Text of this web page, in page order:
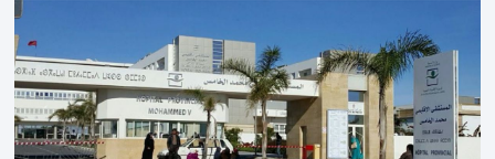
مسجلا أعلى مستوى له منذ 18 يونيو الماضي، فيما ارتفعت العقود
الأمريكية الآجلة […]